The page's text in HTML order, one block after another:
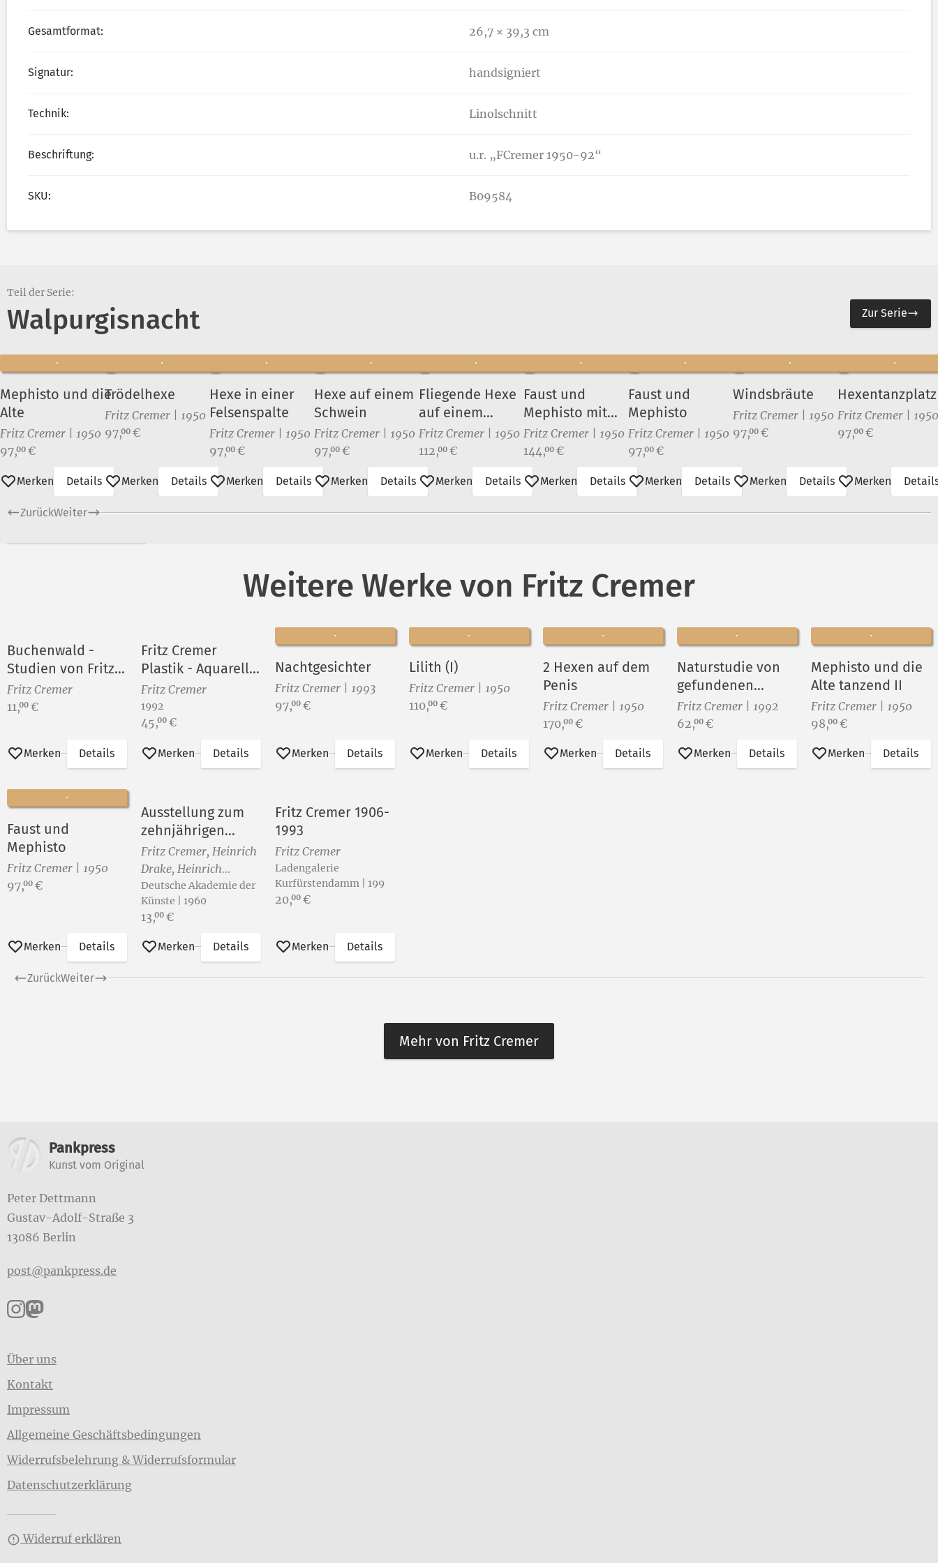
Gesamtformat: 26,7 × 39,3 cm
Signatur: handsigniert
Technik: Linolschnitt
Beschriftung: u.r. „FCremer 1950-92“
SKU: B09584
Teil der Serie:
Walpurgisnacht Zur Serie
Mephisto und die
Alte
Fritz Cremer | 1950
Preis:
97,00 €
Merken Details
Trödelhexe
Fritz Cremer | 1950
Preis:
97,00 €
Merken Details
Hexe in einer
Felsenspalte
Fritz Cremer | 1950
Preis:
97,00 €
Merken Details
Hexe auf einem
Schwein
Fritz Cremer | 1950
Preis:
97,00 €
Merken Details
Fliegende Hexe
auf einem
Besenstiel
Fritz Cremer | 1950
Preis:
112,00 €
Merken Details
Faust und
Mephisto mit
dem Irrlicht
Fritz Cremer | 1950
Preis:
144,00 €
Merken Details
Faust und
Mephisto
Fritz Cremer | 1950
Preis:
97,00 €
Merken Details
Windsbräute
Fritz Cremer | 1950
Preis:
97,00 €
Merken Details
Fritz Cremer | 1950
Preis:
97,00 €
Merken
ZurückWeiter
Weitere Werke von Fritz Cremer
Buchenwald -
Studien von Fritz
Cremer
Fritz Cremer
Preis:
11,00 €
Merken Details
Fritz Cremer
Plastik - Aquarelle
- Druckgraphik
Fritz Cremer
1992
Preis:
45,00 €
Merken Details
Nachtgesichter
Fritz Cremer | 1993
Preis:
97,00 €
Merken Details
Lilith (I)
Fritz Cremer | 1950
Preis:
110,00 €
Merken Details
2 Hexen auf dem
Penis
Fritz Cremer | 1950
Preis:
170,00 €
Merken Details
Naturstudie von
gefundenen
Hölzern
Fritz Cremer | 1992
Preis:
62,00 €
Merken Details
Mephisto und die
Alte tanzend II
Fritz Cremer | 1950
Preis:
98,00 €
Merken Details
Faust und
Mephisto
Fritz Cremer | 1950
Preis:
97,00 €
Merken Details
Ausstellung zum
zehnjährigen
Bestehen der
Deutschen
Akademie der
Künste zu Berlin
Fritz Cremer, Heinrich
Drake, Heinrich
Ehmsen, John
Heartfield, Josef
Hegenbarth, Otto
Nagel und Hans Theo
Richter
Deutsche Akademie der
Künste | 1960
Preis:
13,00 €
Merken Details
Fritz Cremer 1906-
1993
Fritz Cremer
Ladengalerie
Kurfürstendamm | 199
Preis:
20,00 €
Merken Details
ZurückWeiter
Mehr von Fritz Cremer
Weitere Informationen
Pankpress
Kunst vom Original
Peter Dettmann
Gustav-Adolf-Straße 3
13086 Berlin
post@pankpress.de
Pankpress auf Instagram
Pankpress auf Mastodon
Über uns
Kontakt
Impressum
Allgemeine Geschäftsbedingungen
Widerrufsbelehrung & Widerrufsformular
Datenschutzerklärung
Widerruf erklären